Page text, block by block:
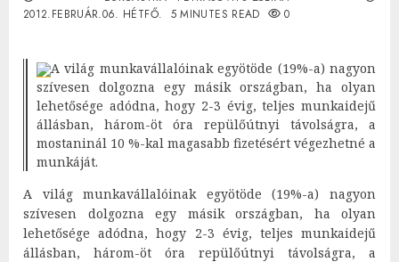
2012.FEBRUÁR.06. HÉTFŐ.
5 MINUTES READ 0
A világ munkavállalóinak egyötöde (19%-a) nagyon
szívesen dolgozna egy másik országban, ha olyan
lehetősége adódna, hogy 2-3 évig, teljes munkaidejű
állásban, három-öt óra repülőútnyi távolságra, a
mostaninál 10 %-kal magasabb fizetésért végezhetné a
munkáját.
A világ munkavállalóinak egyötöde (19%-a) nagyon
szívesen dolgozna egy másik országban, ha olyan
lehetősége adódna, hogy 2-3 évig, teljes munkaidejű
állásban, három-öt óra repülőútnyi távolságra, a